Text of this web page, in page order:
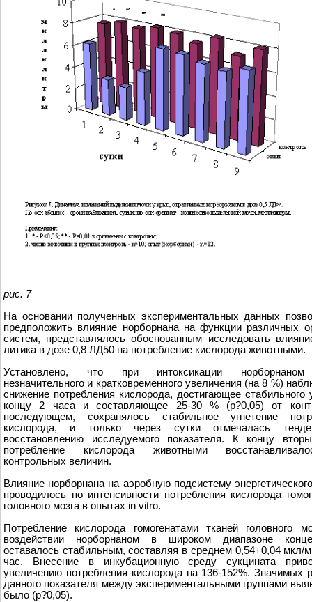
рис. 7
На основании полученных экспериментальных данных
предположить влияние норборнана на функции различных
систем, представлялось обоснованным исследовать
литика в дозе 0,8 ЛД50 на потребление кислорода животными.
Установлено, что при интоксикации
незначительного и кратковременного увеличения (на 8 %)
снижение потребления кислорода, достигающее стабильного
концу 2 часа и составляющее 25-30 % (р?0,05) от
последующем, сохранялось стабильное угнетение
кислорода, и только через сутки отмечалась
восстановлению исследуемого показателя. К концу
потребление кислорода животными
контрольных величин.
Влияние норборнана на аэробную подсистему
проводилось по интенсивности потребления кислорода
головного мозга в опытах in vitro.
Потребление кислорода гомогенатами тканей головного
воздействии норборнаном в широком диапазоне
оставалось стабильным, составляя в среднем 0,54+0,04 мкл/
час. Внесение в инкубационную среду сукцината
увеличению потребления кислорода на 136-152%. Значимых
данного показателя между экспериментальными группами
было (р?0,05).